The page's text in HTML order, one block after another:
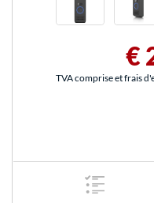
€
TVA comprise et frais